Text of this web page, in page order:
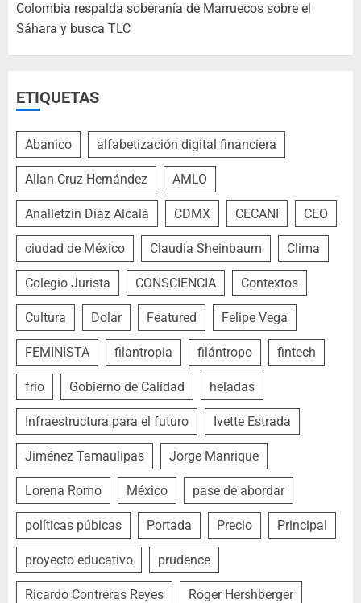
Colombia respalda soberanía de Marruecos sobre el
Sáhara y busca TLC
ETIQUETAS
Abanico alfabetización digital financiera
Allan Cruz Hernández AMLO
Analletzin Díaz Alcalá CDMX CECANI CEO
ciudad de México Claudia Sheinbaum Clima
Colegio Jurista CONSCIENCIA Contextos
Cultura Dolar Featured Felipe Vega
FEMINISTA filantropia filántropo fintech
frio Gobierno de Calidad heladas
Infraestructura para el futuro Ivette Estrada
Jiménez Tamaulipas Jorge Manrique
Lorena Romo México pase de abordar
políticas púbicas Portada Precio Principal
proyecto educativo prudence
Ricardo Contreras Reyes Roger Hershberger